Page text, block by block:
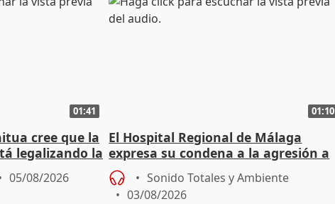
01:41
cree que la
legalizando la
05/08/2026
01:10
El Hospital Regional de Málaga
expresa su condena a la agresión a
dos enfermeras de Urgencias
Sonido Totales y Ambiente
03/08/2026